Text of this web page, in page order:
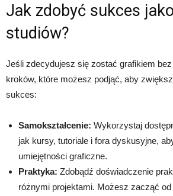
Jak zdobyć sukces
studiów?
Jeśli zdecydujesz się zostać grafikiem
kroków, które możesz podjąć, aby
sukces:
Samokształcenie: Wykorzystaj
jak kursy, tutoriale i fora dyskusyjne,
umiejętności graficzne.
Praktyka: Zdobądź doświadczenie
różnymi projektami. Możesz zacząć